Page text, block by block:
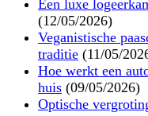
Een luxe
(12/05/2026)
Veganistische
traditie (11/05/
Hoe werkt een
huis (09/05/2026)
Optische